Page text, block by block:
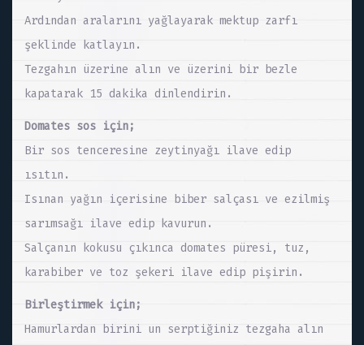
Ardından aralarını yağlayarak mektup zarfı
şeklinde katlayın.
Tezgahın üzerine alın ve üzerini bir bezle
kapatarak 15 dakika dinlendirin.
Domates sos için;
Bir sos tenceresine zeytinyağı ilave edip
ısıtın.
Isınan yağın içerisine biber salçası ve ezilmiş
sarımsağı ilave edip kavurun.
Salçanın kokusu çıkınca domates püresi, tuz,
karabiber ve toz şekeri ilave edip pişirin.
Birleştirmek için;
Hamurlardan birini un serptiğiniz tezgaha alın